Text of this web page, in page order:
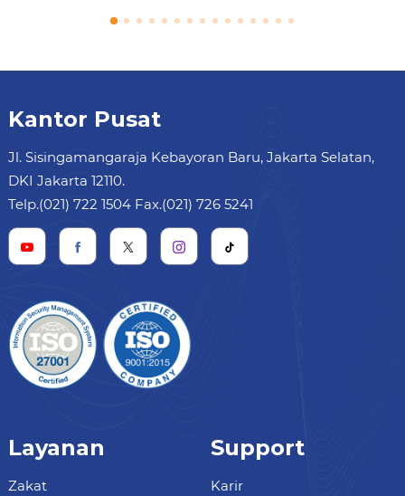
Kantor Pusat
Jl. Sisingamangaraja Kebayoran Baru, Jakarta Selatan,
DKI Jakarta 12110.
Telp.(021) 722 1504 Fax.(021) 726 5241
Layanan
Zakat
Support
Karir